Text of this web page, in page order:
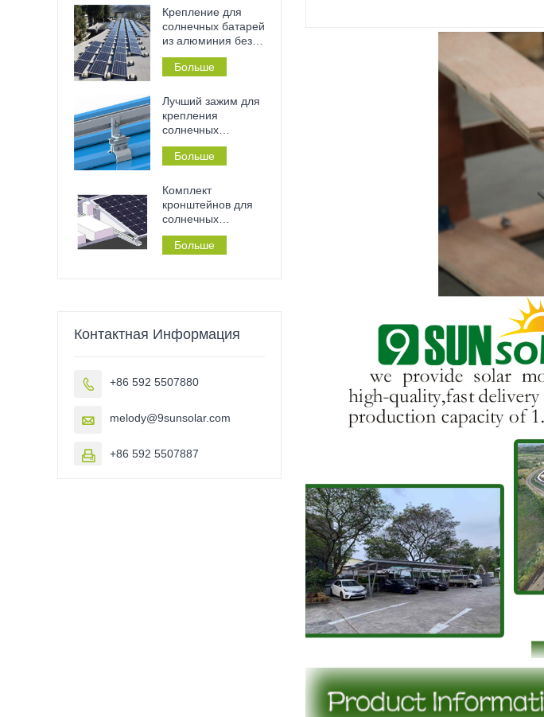
установки без
инструментов на
металлические
Крепление для
солнечных батарей
из алюминия без
сверления на
плоскую бетонную
для дома или
коммерческого
здания.
Больше
Лучший зажим для
крепления
солнечных
панелей на
жестяной крыше с
соединением.
Больше
Комплект
кронштейнов для
солнечных
панелей на
плоской крыше без
Больше
Контактная Информация
 +86 592 5507880
 melody@9sunsolar.com
 +86 592 5507887